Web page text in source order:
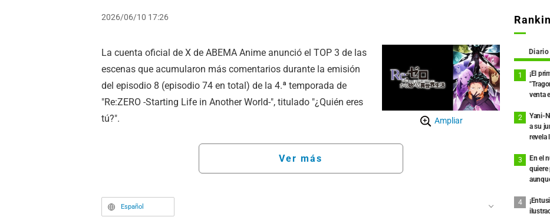
2026/06/10 17:26
Ampliar
La cuenta oficial de X de ABEMA Anime anunció el TOP 3 de las
escenas que acumularon más comentarios durante la emisión
del episodio 8 (episodio 74 en total) de la 4.ª temporada de
"Re:ZERO -Starting Life in Another World-", titulado "¿Quién eres
tú?".
Ver más
Español
¡El
venta
Yani-
a su
revela
En el
quiere
del
Polar